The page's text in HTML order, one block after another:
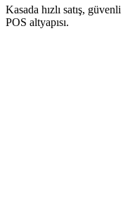
Kasada hızlı satış,
POS altyapısı.